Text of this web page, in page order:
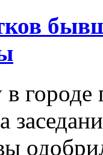
в